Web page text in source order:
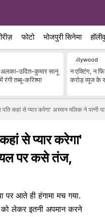
फोटो भोजपुरी सिनेमा
अलका-उदित-कुमार सानू
रंगी तब्बू-करिश्मा
Bollywood
न एक्टिंग, न
करोड़ व्यूज के
पति कहां से प्यार करेगा' अरमान मलिक ने
से प्यार करेगा'
पर कसे तंज,
पर आते ही हंगामा मच गया.
लेकर इतनी अपमान करने